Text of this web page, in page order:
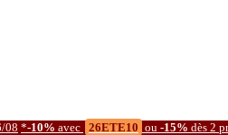
08 *-10% avec 26ETE10 ou -15% dès 2